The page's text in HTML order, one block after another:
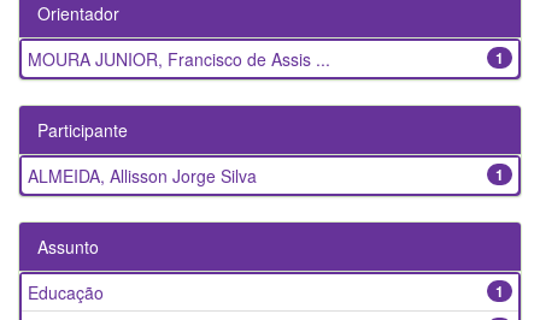
Orientador
1
MOURA JUNIOR, Francisco de Assis ...
Participante
1
ALMEIDA, Allisson Jorge Silva
Assunto
1
Educação